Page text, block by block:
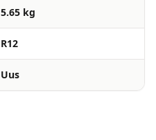
5.65 kg
R12
Uus